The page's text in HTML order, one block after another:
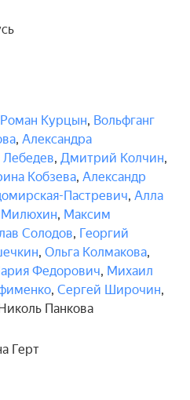
Роман Курцын, Вольфганг
, Александра
, Дмитрий Колчин,
Кобзева, Александр
Пастревич, Алла
, Максим
Солодов, Георгий
, Ольга Колмакова,
Федорович, Михаил
, Сергей Широчин,
Панкова
Герт